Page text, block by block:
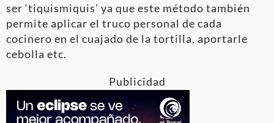
ser ‘tiquismiquis’ ya que este método también
permite aplicar el truco personal de cada
cocinero en el cuajado de la tortilla, aportarle
cebolla etc.
Publicidad